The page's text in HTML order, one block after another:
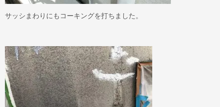
サッシまわりにもコーキングを打ちました。